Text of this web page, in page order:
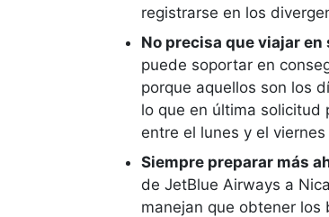
registrarse en los
No precisa que viajar
puede soportar en
porque aquellos son los
lo que en última solicitud
entre el lunes y el
Siempre preparar más
de JetBlue Airways a
manejan que obtener los